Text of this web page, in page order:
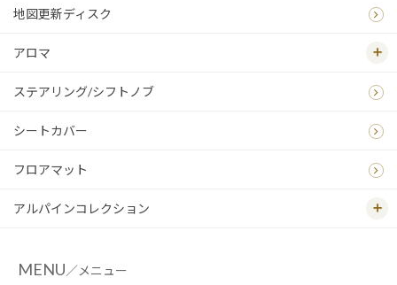
地図更新ディスク
アロマ
ステアリング/シフトノブ
シートカバー
フロアマット
アルパインコレクション
MENU／メニュー